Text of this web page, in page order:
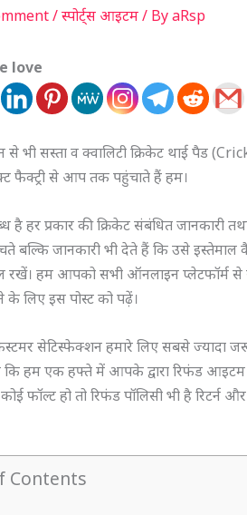
/स्पोर्ट्स आइटम/ ByaRsp
love
भी सस्ता व क्वालिटी क्रिकेट थाई पैड
फैक्ट्री से आप तक पहुंचाते हैं हम।
है हर प्रकार की क्रिकेट संबंधित जानकारी
बल्कि जानकारी भी देते हैं कि उसे
रखें। हम आपको सभी ऑनलाइन प्लेटफॉर्म
के लिए इस पोस्ट को पढ़ें।
सेटिस्फेक्शन हमारे लिए सबसे ज्यादा
कि हम एक हफ्ते में आपके द्वारा रिफंड
फॉल्ट हो तो रिफंड पॉलिसी भी है
Contents